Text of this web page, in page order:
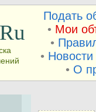
Подать
• Мои
•
• Новости
• О